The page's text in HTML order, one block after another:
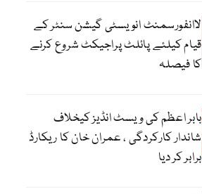
لاانفورسمنٹ انویسٹی گیشن سنٹر کے
قیام کیلئے پائلٹ پراجیکٹ شروع کرنے
کا فیصلہ
بابر اعظم کی ویسٹ انڈیز کیخلاف
شاندار کارکردگی ، عمران خان کا ریکارڈ
برابر کر دیا